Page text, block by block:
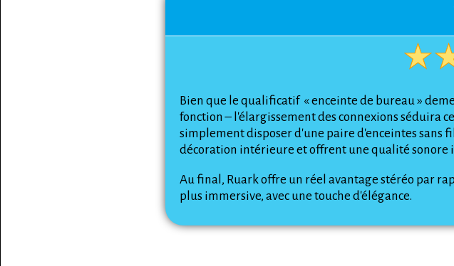
Bien que le qualificatif « enceinte de bureau »
fonction – l'élargissement des connexions séduira
simplement disposer d'une paire d'enceintes sans
décoration intérieure et offrent une qualité sonore
Au final, Ruark offre un réel avantage stéréo par
plus immersive, avec une touche d'élégance.